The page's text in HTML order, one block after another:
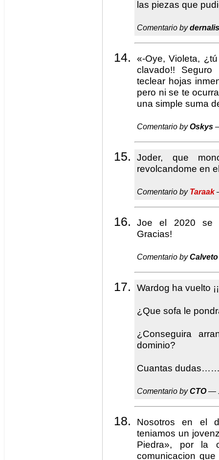
las piezas que
Comentario bydernalis
«-Oye, Violeta,
clavado!!
teclear hojas
pero ni se te
una simple suma
Comentario byOskys
Joder, que
revolcandome en
Comentario by Taraak
Joe el 2020 se
Gracias!
Comentario byCalveto
Wardog ha vuelto
¿Que sofa le
¿Conseguira
dominio?
Cuantas
Comentario byCTO—
Nosotros en el
teniamos un
Piedra», por la
comunicacion